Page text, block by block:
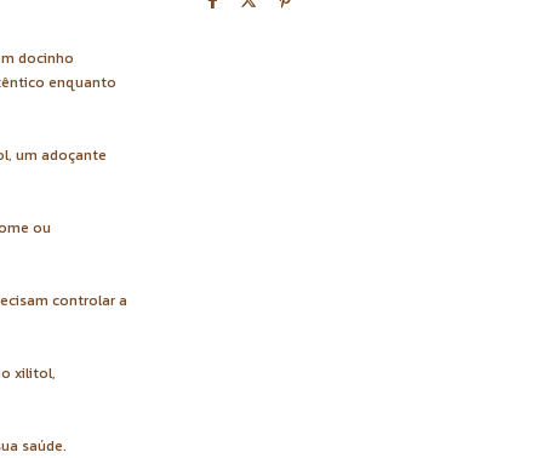
docinho
enquanto
um adoçante
ou
controlar a
xilitol,
saúde.